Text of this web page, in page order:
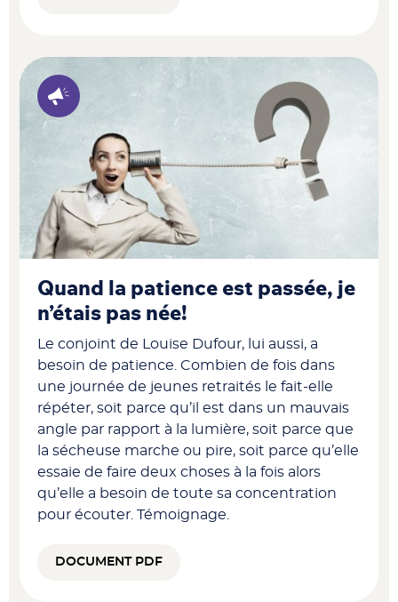
Quand la patience est passée, je
n’étais pas née!
Le conjoint de Louise Dufour, lui aussi, a
besoin de patience. Combien de fois dans
une journée de jeunes retraités le fait-elle
répéter, soit parce qu’il est dans un mauvais
angle par rapport à la lumière, soit parce que
la sécheuse marche ou pire, soit parce qu’elle
essaie de faire deux choses à la fois alors
qu’elle a besoin de toute sa concentration
pour écouter. Témoignage.
DOCUMENT PDF